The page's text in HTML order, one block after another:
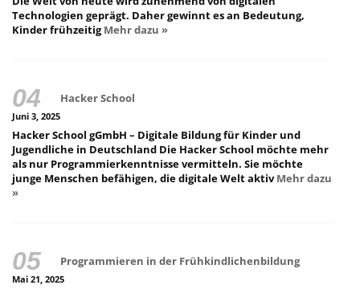
Technologien geprägt. Daher gewinnt es an Bedeutung,
Kinder frühzeitigMehr dazu »
Hacker School
Juni 3, 2025
Hacker School gGmbH – Digitale Bildung für Kinder und
Jugendliche in Deutschland Die Hacker School möchte mehr
als nur Programmierkenntnisse vermitteln. Sie möchte
junge Menschen befähigen, die digitale Welt aktivMehr dazu
»
Programmieren in der Frühkindlichenbildung
Mai 21, 2025